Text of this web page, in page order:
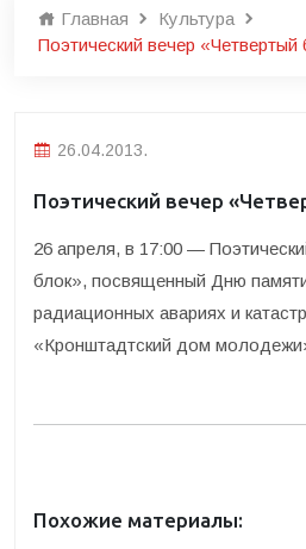
Главная
Культура
Поэтический вечер «Четвертый
26.04.2013.
Поэтический вечер
26 апреля, в 17:00 —
блок», посвященный Дню
радиационных авариях и
«Кронштадтский дом
Похожие материалы: